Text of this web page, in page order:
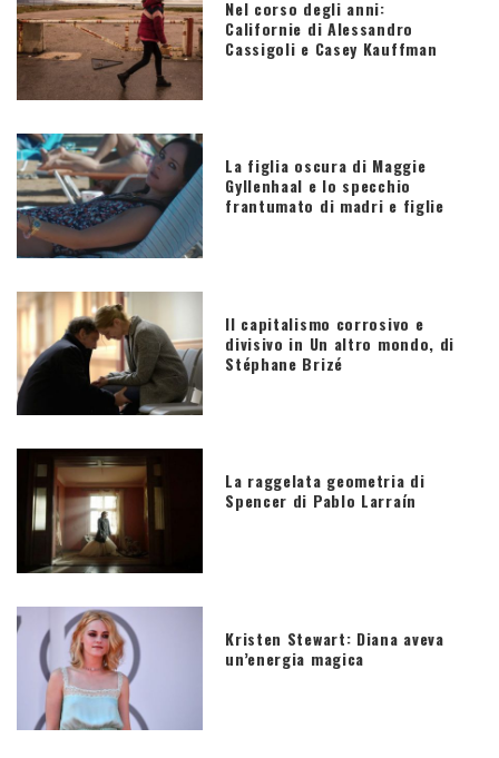
Nel corso degli anni:
Californie di Alessandro
Cassigoli e Casey Kauffman
La figlia oscura di Maggie
Gyllenhaal e lo specchio
frantumato di madri e figlie
Il capitalismo corrosivo e
divisivo in Un altro mondo, di
Stéphane Brizé
La raggelata geometria di
Spencer di Pablo Larraín
Kristen Stewart: Diana aveva
un’energia magica